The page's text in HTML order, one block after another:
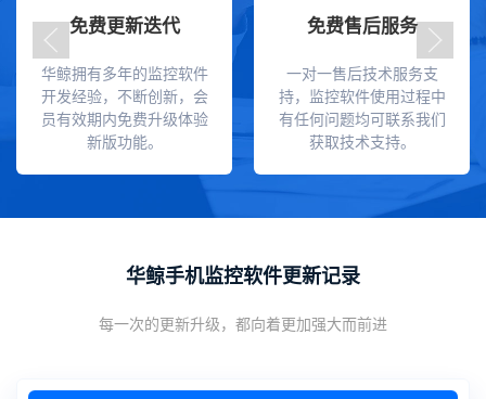
免费更新迭代
华鲸拥有多年的监控软件
开发经验，不断创新，会
员有效期内免费升级体验
新版功能。
免费售后服务
一对一售后技术服务支
持，监控软件使用过程中
有任何问题均可联系我们
获取技术支持。
华鲸手机监控软件更新记录
每一次的更新升级，都向着更加强大而前进